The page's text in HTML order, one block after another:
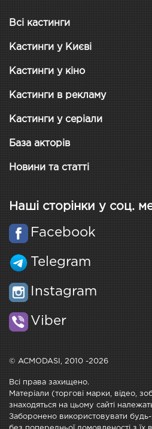
Всі кастинги
Кастинги у Києві
Кастинги у кіно
Кастинги в рекламу
Кастинги у серіали
База акторів
Новини та статті
Наші сторінки у соц.
Facebook
Telegram
Instagram
Viber
© ACMODASI, 2010 -2026
Всі права захищено.
Матеріали (торгові марки, відео,
знаходяться на цьому сайті
Заборонено використовувати будь-